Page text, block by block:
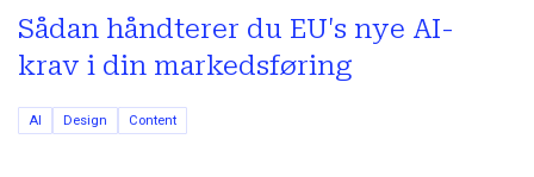
Sådan håndterer du EU's nye AI-
krav i din markedsføring
AI Design Content